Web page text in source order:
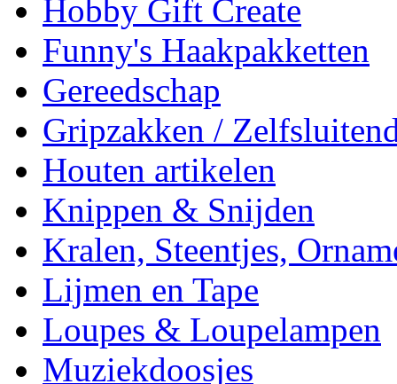
Hobby Gift Create
Funny's Haakpakketten
Gereedschap
Gripzakken /
Houten artikelen
Knippen & Snijden
Kralen, Steentjes,
Lijmen en Tape
Loupes & Loupelampen
Muziekdoosjes